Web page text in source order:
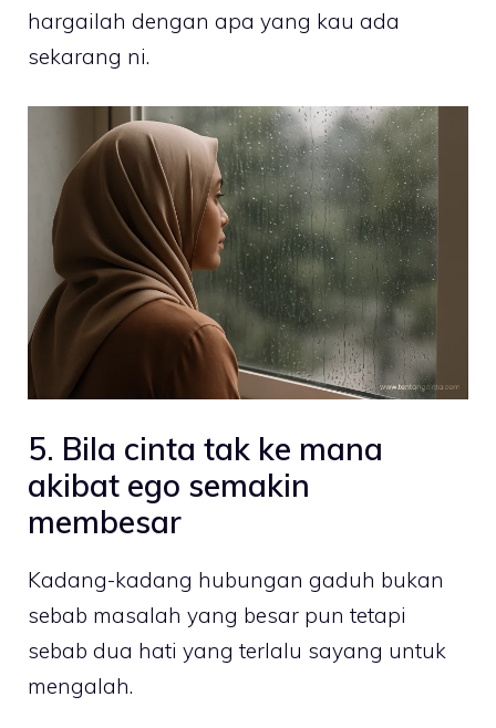
hargailah dengan apa yang kau ada
sekarang ni.
5. Bila cinta tak ke mana
akibat ego semakin
membesar
Kadang-kadang hubungan gaduh bukan
sebab masalah yang besar pun tetapi
sebab dua hati yang terlalu sayang untuk
mengalah.